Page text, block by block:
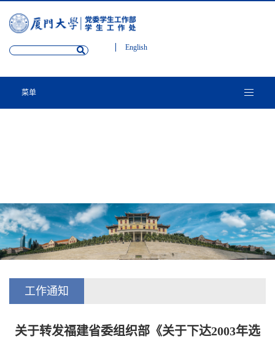
English
菜单
工作通知
关于转发福建省委组织部《关于下达2003年选